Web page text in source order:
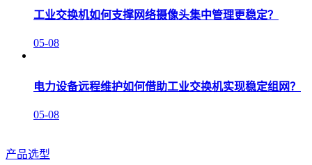
工业交换机如何支撑网络摄像头集中管理更稳定？
05-08
电力设备远程维护如何借助工业交换机实现稳定组网？
05-08
产品选型